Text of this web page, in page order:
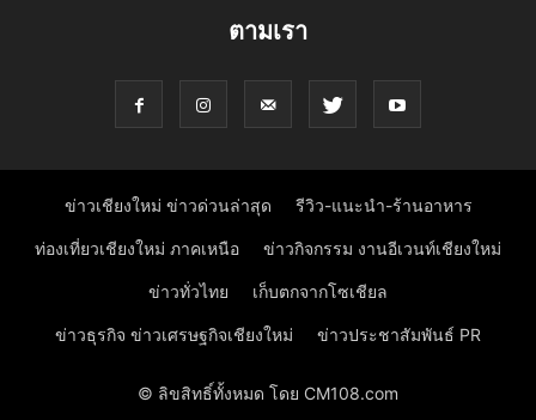
ตามเรา
ข่าวเชียงใหม่ ข่าวด่วนล่าสุด รีวิว-แนะนำ-ร้านอาหาร
ท่องเที่ยวเชียงใหม่ ภาคเหนือ ข่าวกิจกรรม งานอีเวนท์เชียงใหม่
ข่าวทั่วไทย เก็บตกจากโซเชียล
ข่าวธุรกิจ ข่าวเศรษฐกิจเชียงใหม่ ข่าวประชาสัมพันธ์ PR
© ลิขสิทธิ์ทั้งหมด โดย CM108.com